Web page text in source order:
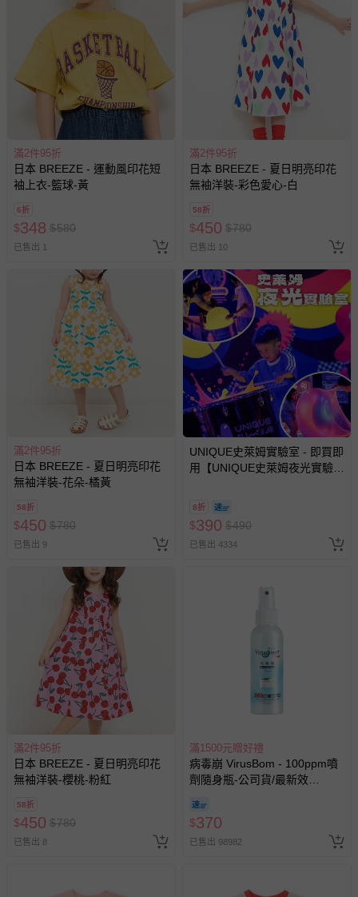
滿2件95折
日本 BREEZE - 運動風印花短
袖上衣-籃球-黃
6折
$348 $580
已售出 1
滿2件95折
日本 BREEZE - 夏日明亮印花
無袖洋裝-彩色愛心-白
58折
$450 $780
已售出 10
滿2件95折
日本 BREEZE - 夏日明亮印花
無袖洋裝-花朵-橘黃
58折
$450 $780
已售出 9
UNIQUE史萊姆實驗室 - 即買即
用【UNIQUE史萊姆夜光實驗室
訂單編號兌換，逾期作廢) (大
人小孩均一價(3歲以上需購票))
8折
$390 $490
已售出 4334
滿2件95折
日本 BREEZE - 夏日明亮印花
無袖洋裝-櫻桃-粉紅
58折
$450 $780
已售出 8
滿1500元贈好禮
病毒崩 VirusBom - 100ppm噴
劑隨身瓶-公司貨/最新效
$370
已售出 98982